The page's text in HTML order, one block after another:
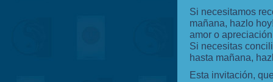
Si necesitamos
mañana, hazlo
amor o
Si necesitas
hasta mañana,
Esta invitación,